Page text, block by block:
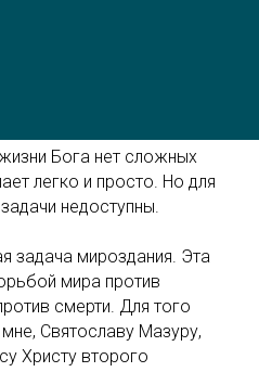
Бога нет сложных
легко и просто. Но для
недоступны.
задача мироздания. Эта
мира против
смерти. Для того
Святославу Мазуру,
Христу второго